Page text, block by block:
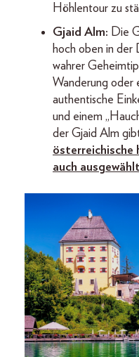
Höhlentour zu
Gjaid Alm: Die
hoch oben in der
wahrer
Wanderung oder
authentische
und einem
der Gjaid Alm
österreichische
auch